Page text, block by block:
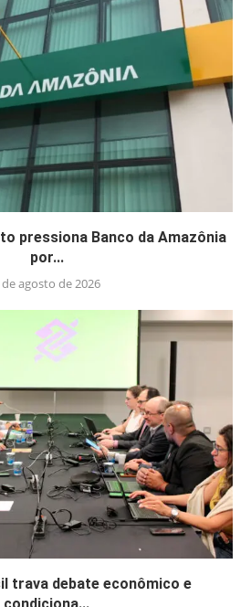
pressiona Banco da Amazônia
por...
agosto de 2026
trava debate econômico e